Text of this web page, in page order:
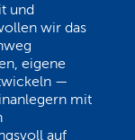
und
wir das
eigene
—
mit
auf